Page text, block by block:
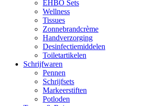
EHBO Sets
Wellness
Tissues
Zonnebrandcrème
Handverzorging
Desinfectiemiddelen
Toiletartikelen
Schrijfwaren
Pennen
Schrijfsets
Markeerstiften
Potloden